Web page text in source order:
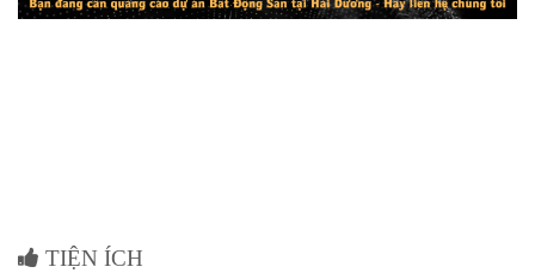
TIỆN ÍCH